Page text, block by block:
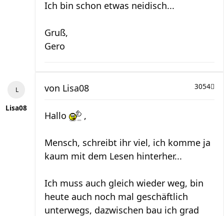
Ich bin schon etwas neidisch...
Gruß,
Gero
Lisa08
3054
von Lisa08
Hallo ,
Mensch, schreibt ihr viel, ich komme ja
kaum mit dem Lesen hinterher...
Ich muss auch gleich wieder weg, bin
heute auch noch mal geschäftlich
unterwegs, dazwischen bau ich grad